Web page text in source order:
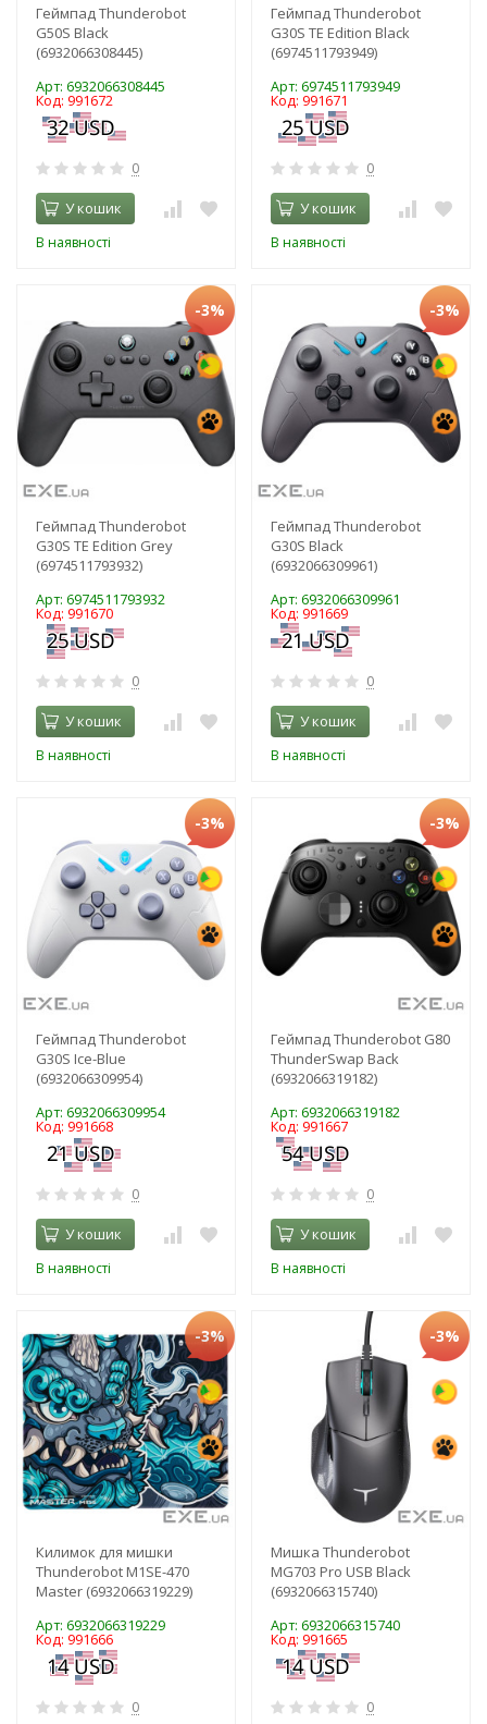
Геймпад Thunderobot
G50S Black
(6932066308445)
Арт: 6932066308445
Код: 991672
0
У кошик
В наявності
Геймпад Thunderobot
G30S TE Edition Black
(6974511793949)
Арт: 6974511793949
Код: 991671
0
У кошик
В наявності
-3%
Геймпад Thunderobot
G30S TE Edition Grey
(6974511793932)
Арт: 6974511793932
Код: 991670
0
У кошик
В наявності
-3%
Геймпад Thunderobot
G30S Black
(6932066309961)
Арт: 6932066309961
Код: 991669
0
У кошик
В наявності
-3%
Геймпад Thunderobot
G30S Ice-Blue
(6932066309954)
Арт: 6932066309954
Код: 991668
0
У кошик
В наявності
-3%
Геймпад Thunderobot G80
ThunderSwap Back
(6932066319182)
Арт: 6932066319182
Код: 991667
0
У кошик
В наявності
-3%
Килимок для мишки
Thunderobot M1SE-470
Master (6932066319229)
Арт: 6932066319229
Код: 991666
0
-3%
Мишка Thunderobot
MG703 Pro USB Black
(6932066315740)
Арт: 6932066315740
Код: 991665
0